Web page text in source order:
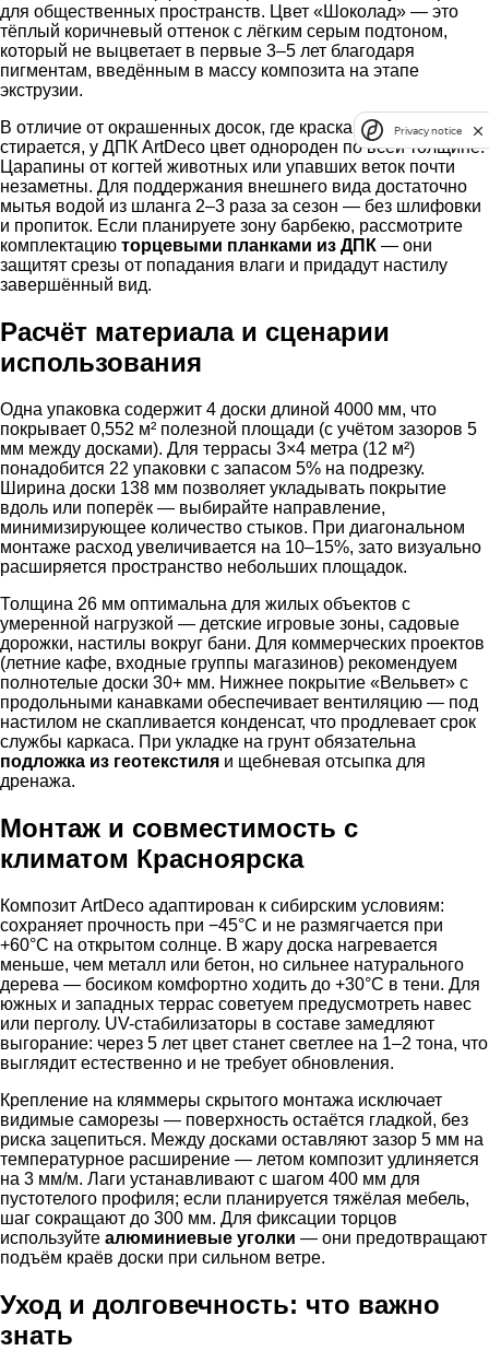
для общественных пространств. Цвет «Шоколад» — это
тёплый коричневый оттенок с лёгким серым подтоном,
который не выцветает в первые 3–5 лет благодаря
пигментам, введённым в массу композита на этапе
экструзии.
В отличие от окрашенных досок, где краска со временем
стирается, у ДПК ArtDeco цвет однороден по всей толщине.
Царапины от когтей животных или упавших веток почти
незаметны. Для поддержания внешнего вида достаточно
мытья водой из шланга 2–3 раза за сезон — без шлифовки
и пропиток. Если планируете зону барбекю, рассмотрите
комплектацию торцевыми планками из ДПК — они
защитят срезы от попадания влаги и придадут настилу
завершённый вид.
Расчёт материала и сценарии
использования
Одна упаковка содержит 4 доски длиной 4000 мм, что
покрывает 0,552 м² полезной площади (с учётом зазоров 5
мм между досками). Для террасы 3×4 метра (12 м²)
понадобится 22 упаковки с запасом 5% на подрезку.
Ширина доски 138 мм позволяет укладывать покрытие
вдоль или поперёк — выбирайте направление,
минимизирующее количество стыков. При диагональном
монтаже расход увеличивается на 10–15%, зато визуально
расширяется пространство небольших площадок.
Толщина 26 мм оптимальна для жилых объектов с
умеренной нагрузкой — детские игровые зоны, садовые
дорожки, настилы вокруг бани. Для коммерческих проектов
(летние кафе, входные группы магазинов) рекомендуем
полнотелые доски 30+ мм. Нижнее покрытие «Вельвет» с
продольными канавками обеспечивает вентиляцию — под
настилом не скапливается конденсат, что продлевает срок
службы каркаса. При укладке на грунт обязательна
подложка из геотекстиля и щебневая отсыпка для
дренажа.
Монтаж и совместимость с
климатом Красноярска
Композит ArtDeco адаптирован к сибирским условиям:
сохраняет прочность при −45°C и не размягчается при
+60°C на открытом солнце. В жару доска нагревается
меньше, чем металл или бетон, но сильнее натурального
дерева — босиком комфортно ходить до +30°C в тени. Для
южных и западных террас советуем предусмотреть навес
или перголу. UV-стабилизаторы в составе замедляют
выгорание: через 5 лет цвет станет светлее на 1–2 тона, что
выглядит естественно и не требует обновления.
Крепление на кляммеры скрытого монтажа исключает
видимые саморезы — поверхность остаётся гладкой, без
риска зацепиться. Между досками оставляют зазор 5 мм на
температурное расширение — летом композит удлиняется
на 3 мм/м. Лаги устанавливают с шагом 400 мм для
пустотелого профиля; если планируется тяжёлая мебель,
шаг сокращают до 300 мм. Для фиксации торцов
используйте алюминиевые уголки — они предотвращают
подъём краёв доски при сильном ветре.
Уход и долговечность: что важно
знать
Privacy notice